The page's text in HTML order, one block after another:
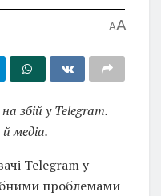
AA
збій у Telegram.
медіа.
Telegram у
проблемами